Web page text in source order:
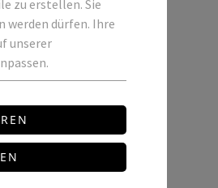
75-24-S
Treiber Long Slim
75 Watt
auf Anfrage
zu erstellen. Sie
werden dürfen. Ihre
unserer